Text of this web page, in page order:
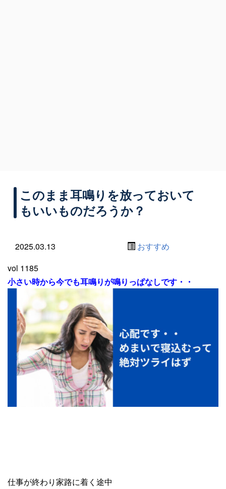
このまま耳鳴りを放っておいて
もいいものだろうか？
2025.03.13
おすすめ
vol 1185
小さい時から今でも耳鳴りが鳴りっぱなしです・・
仕事が終わり家路に着く途中